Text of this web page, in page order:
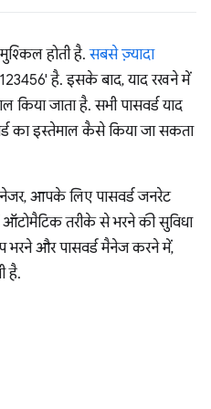
होती है.सबसे ज़्यादा
है. इसके बाद, याद रखने में
जाता है. सभी पासवर्ड याद
का इस्तेमाल कैसे किया जा सकता
आपके लिए पासवर्ड जनरेट
तरीके से भरने की सुविधा
और पासवर्ड मैनेज करने में,
है.